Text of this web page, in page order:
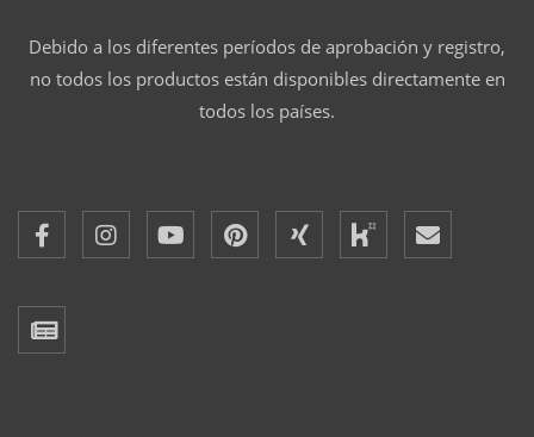
Debido a los diferentes períodos de aprobación y registro,
no todos los productos están disponibles directamente en
todos los países.